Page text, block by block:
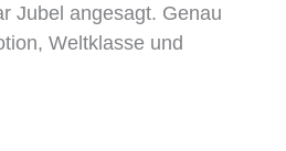
Jubel angesagt. Genau
Weltklasse und